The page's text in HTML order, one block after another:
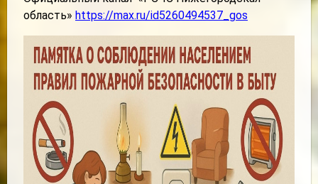
область» https://max.ru/id5260494537_gos